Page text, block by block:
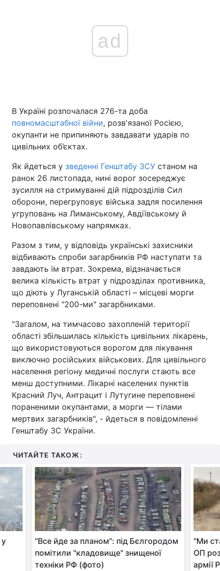
ad
В Україні розпочалася 276-та доба
повномасштабної війни, розв'язаної Росією,
окупанти не припиняють завдавати ударів по
цивільних об’єктах.
Як йдеться у зведенні Генштабу ЗСУ станом на
ранок 26 листопада, нині ворог зосереджує
зусилля на стримуванні дій підрозділів Сил
оборони, перегруповує війська задля посилення
угруповань на Лиманському, Авдіївському й
Новопавлівському напрямках.
Разом з тим, у відповідь українські захисники
відбивають спроби загарбників РФ наступати та
завдають їм втрат. Зокрема, відзначається
велика кількість втрат у підрозділах противника,
що діють у Луганській області – місцеві морги
переповнені "200-ми" загарбниками.
"Загалом, на тимчасово захопленій території
області збільшилась кількість цивільних лікарень,
що використовуються ворогом для лікування
виключно російських військових. Для цивільного
населення регіону медичні послуги стають все
менш доступними. Лікарні населених пунктів
Красний Луч, Антрацит і Лутугине переповнені
пораненими окупантами, а морги — тілами
мертвих загарбників", - йдеться в повідомленні
Генштабу ЗС України.
ЧИТАЙТЕ ТАКОЖ:
"Все йде за планом": під Бєлгородом
помітили "кладовище" знищеної
техніки РФ (фото)
"Ми
ОП
армії